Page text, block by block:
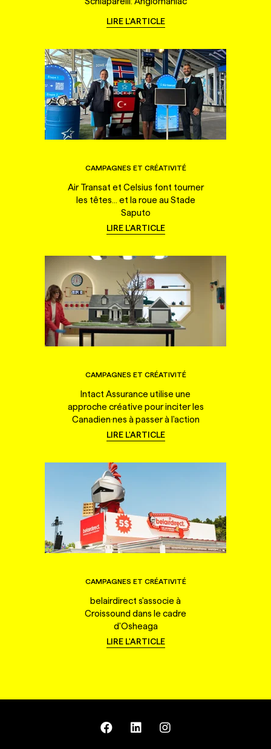
LIRE L'ARTICLE
CAMPAGNES ET CRÉATIVITÉ
Air Transat et Celsius font tourner
les têtes... et la roue au Stade
Saputo
LIRE L'ARTICLE
CAMPAGNES ET CRÉATIVITÉ
Intact Assurance utilise une
approche créative pour inciter les
Canadien·nes à passer à l'action
LIRE L'ARTICLE
CAMPAGNES ET CRÉATIVITÉ
belairdirect s'associe à
Croissound dans le cadre
d'Osheaga
LIRE L'ARTICLE